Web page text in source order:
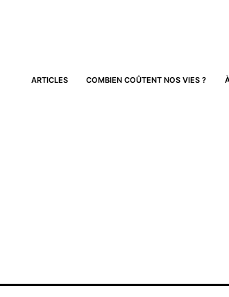
ARTICLES COMBIEN COÛTENT NOS VIES ?